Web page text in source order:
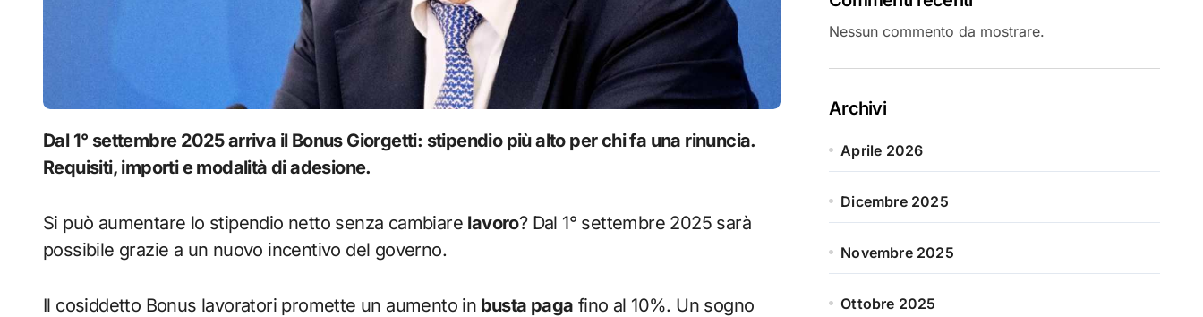
Dal 1° settembre 2025 arriva il Bonus Giorgetti: stipendio più alto per chi fa una rinuncia.
Requisiti, importi e modalità di adesione.
Si può aumentare lo stipendio netto senza cambiare lavoro? Dal 1° settembre 2025 sarà
possibile grazie a un nuovo incentivo del governo.
Il cosiddetto Bonus lavoratori promette un aumento in busta paga fino al 10%. Un sogno
Nessun commento da mostrare.
Archivi
Aprile 2026
Dicembre 2025
Novembre 2025
Ottobre 2025